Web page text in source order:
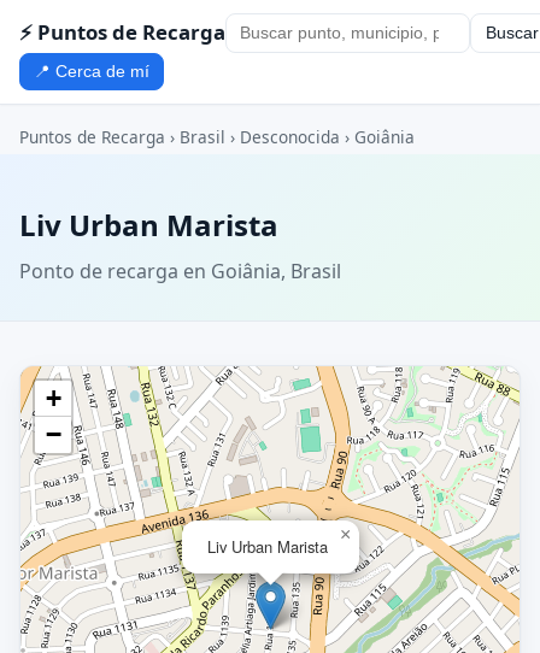
⚡ Puntos de Recarga Buscar
📍 Cerca de mí
Puntos de Recarga › Brasil › Desconocida › Goiânia
Liv Urban Marista
Ponto de recarga en Goiânia, Brasil
Liv Urban Marista
×
+
−